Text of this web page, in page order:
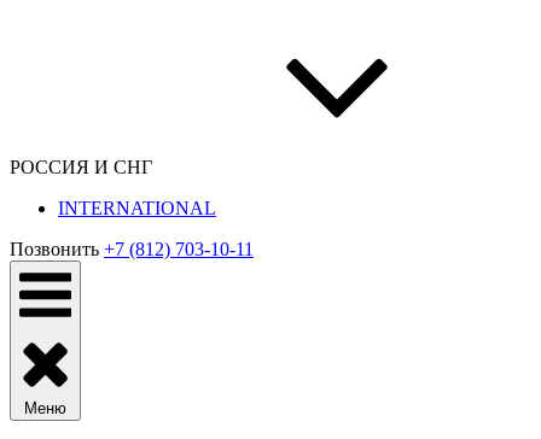
РОССИЯ И СНГ
INTERNATIONAL
Позвонить +7 (812) 703-10-11
Меню